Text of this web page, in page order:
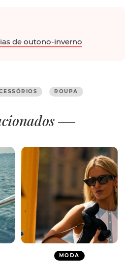
de outono-inverno
ROUPA
MODA